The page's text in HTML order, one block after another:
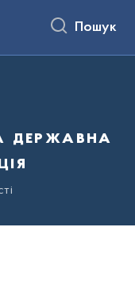
Пошук
державна